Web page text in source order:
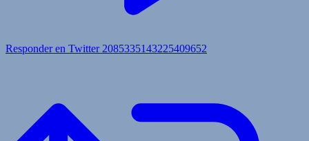
Responder en Twitter 2085335143225409652